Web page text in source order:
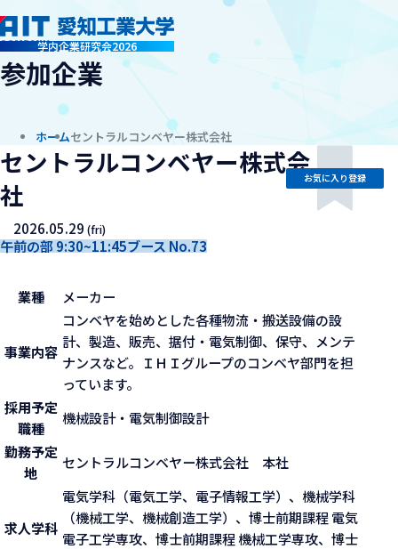
学内企業研究会2026
company
参加企業
ホームセントラルコンベヤー株式会社
セントラルコンベヤー株式会
社
2026.05.29(fri)
午前の部 9:30~11:45ブース No.73
お気に入り登録
業種 メーカー
事業内容
コンベヤを始めとした各種物流・搬送設備の設
計、製造、販売、据付・電気制御、保守、メンテ
ナンスなど。ＩＨＩグループのコンベヤ部門を担
っています。
採用予定
職種
機械設計・電気制御設計
勤務予定
地
セントラルコンベヤー株式会社 本社
求人学科
電気学科（電気工学、電子情報工学）、機械学科
（機械工学、機械創造工学）、博士前期課程 電気
電子工学専攻、博士前期課程 機械工学専攻、博士